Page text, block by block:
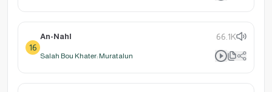
16
An-Nahl 66.1K
Salah Bou Khater: Muratalun